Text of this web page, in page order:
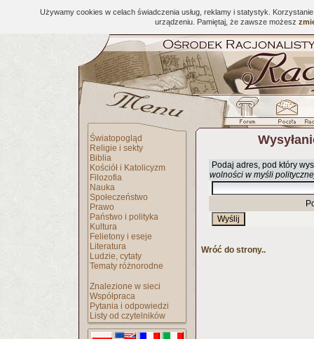
Używamy cookies w celach świadczenia usług, reklamy i statystyk.
urządzeniu. Pamiętaj, że zawsze możesz
Światopogląd
Religie i sekty
Biblia
Kościół i Katolicyzm
Filozofia
Nauka
Społeczeństwo
Prawo
Państwo i polityka
Kultura
Felietony i eseje
Literatura
Ludzie, cytaty
Tematy różnorodne
Znalezione w sieci
Współpraca
Pytania i odpowiedzi
Listy od czytelników
Podaj adres, pod który
wolności w myśli
Wróć do strony..